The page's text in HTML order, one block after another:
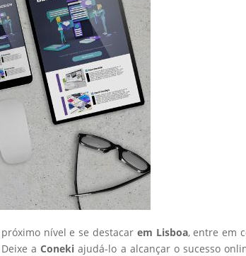
nível e se destacar em Lisboa, entre em
Deixe aConeki ajudá-lo a alcançar o sucesso